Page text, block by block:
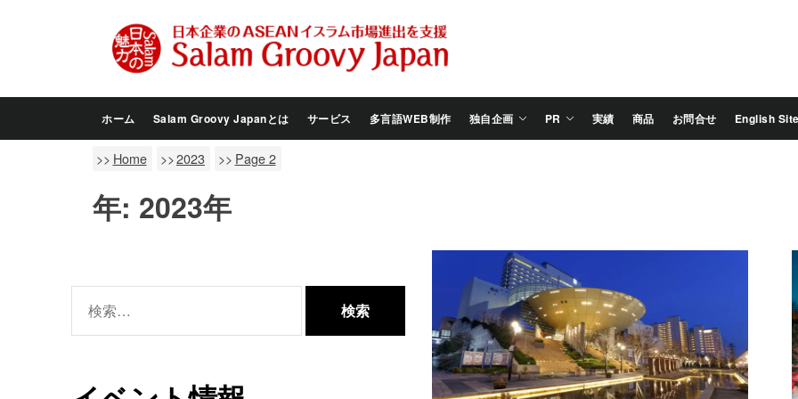
Groovy
Japan
ホーム Salam Groovy Japanとは サービス 多言語WEB制作 独自企画 PR 実績 商品 お問合せ English
Home 2023 Page 2
年: 2023年
索: